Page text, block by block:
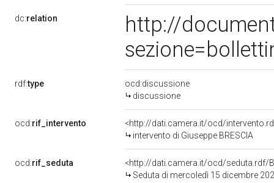
dc:relation
http://
rdf:type
ocd:discussione
discussione
ocd:rif_intervento
<http://dati.camera.it/ocd/
intervento di Giuseppe BRESCIA
ocd:rif_seduta
<http://dati.camera.it/ocd/seduta.rdf/
Seduta di mercoledì 15 dicembre